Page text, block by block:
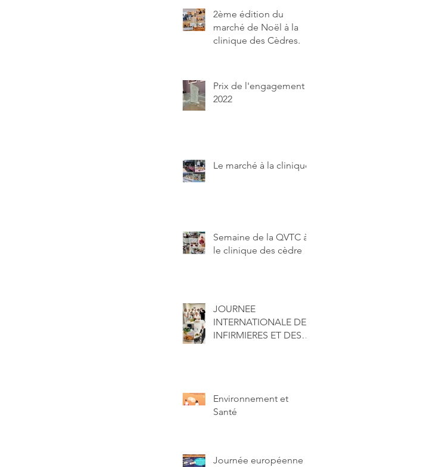
2ème édition du
marché de Noël à la
clinique des Cèdres.
Prix de l'engagement
2022
Le marché à la clinique
Semaine de la QVTC à
le clinique des cèdre
JOURNEE
INTERNATIONALE DES
INFIRMIERES ET DES
Environnement et
Santé
Journée européenne